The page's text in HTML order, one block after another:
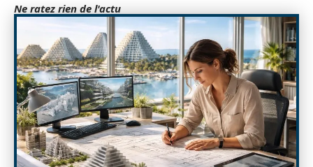
Ne ratez rien de l'actu